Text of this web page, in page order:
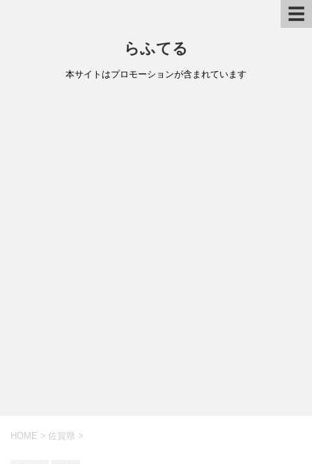
☰
らふてる
本サイトはプロモーションが含まれています
HOME > 佐賀県 >